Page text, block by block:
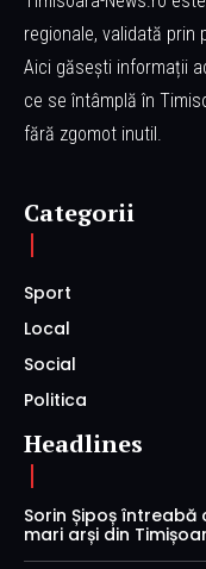
regionale, validată prin
Aici găsești informații
ce se întâmplă în
fără zgomot inutil.
Categorii
Sport
Local
Social
Politica
Headlines
Sorin Șipoș
mari arși din